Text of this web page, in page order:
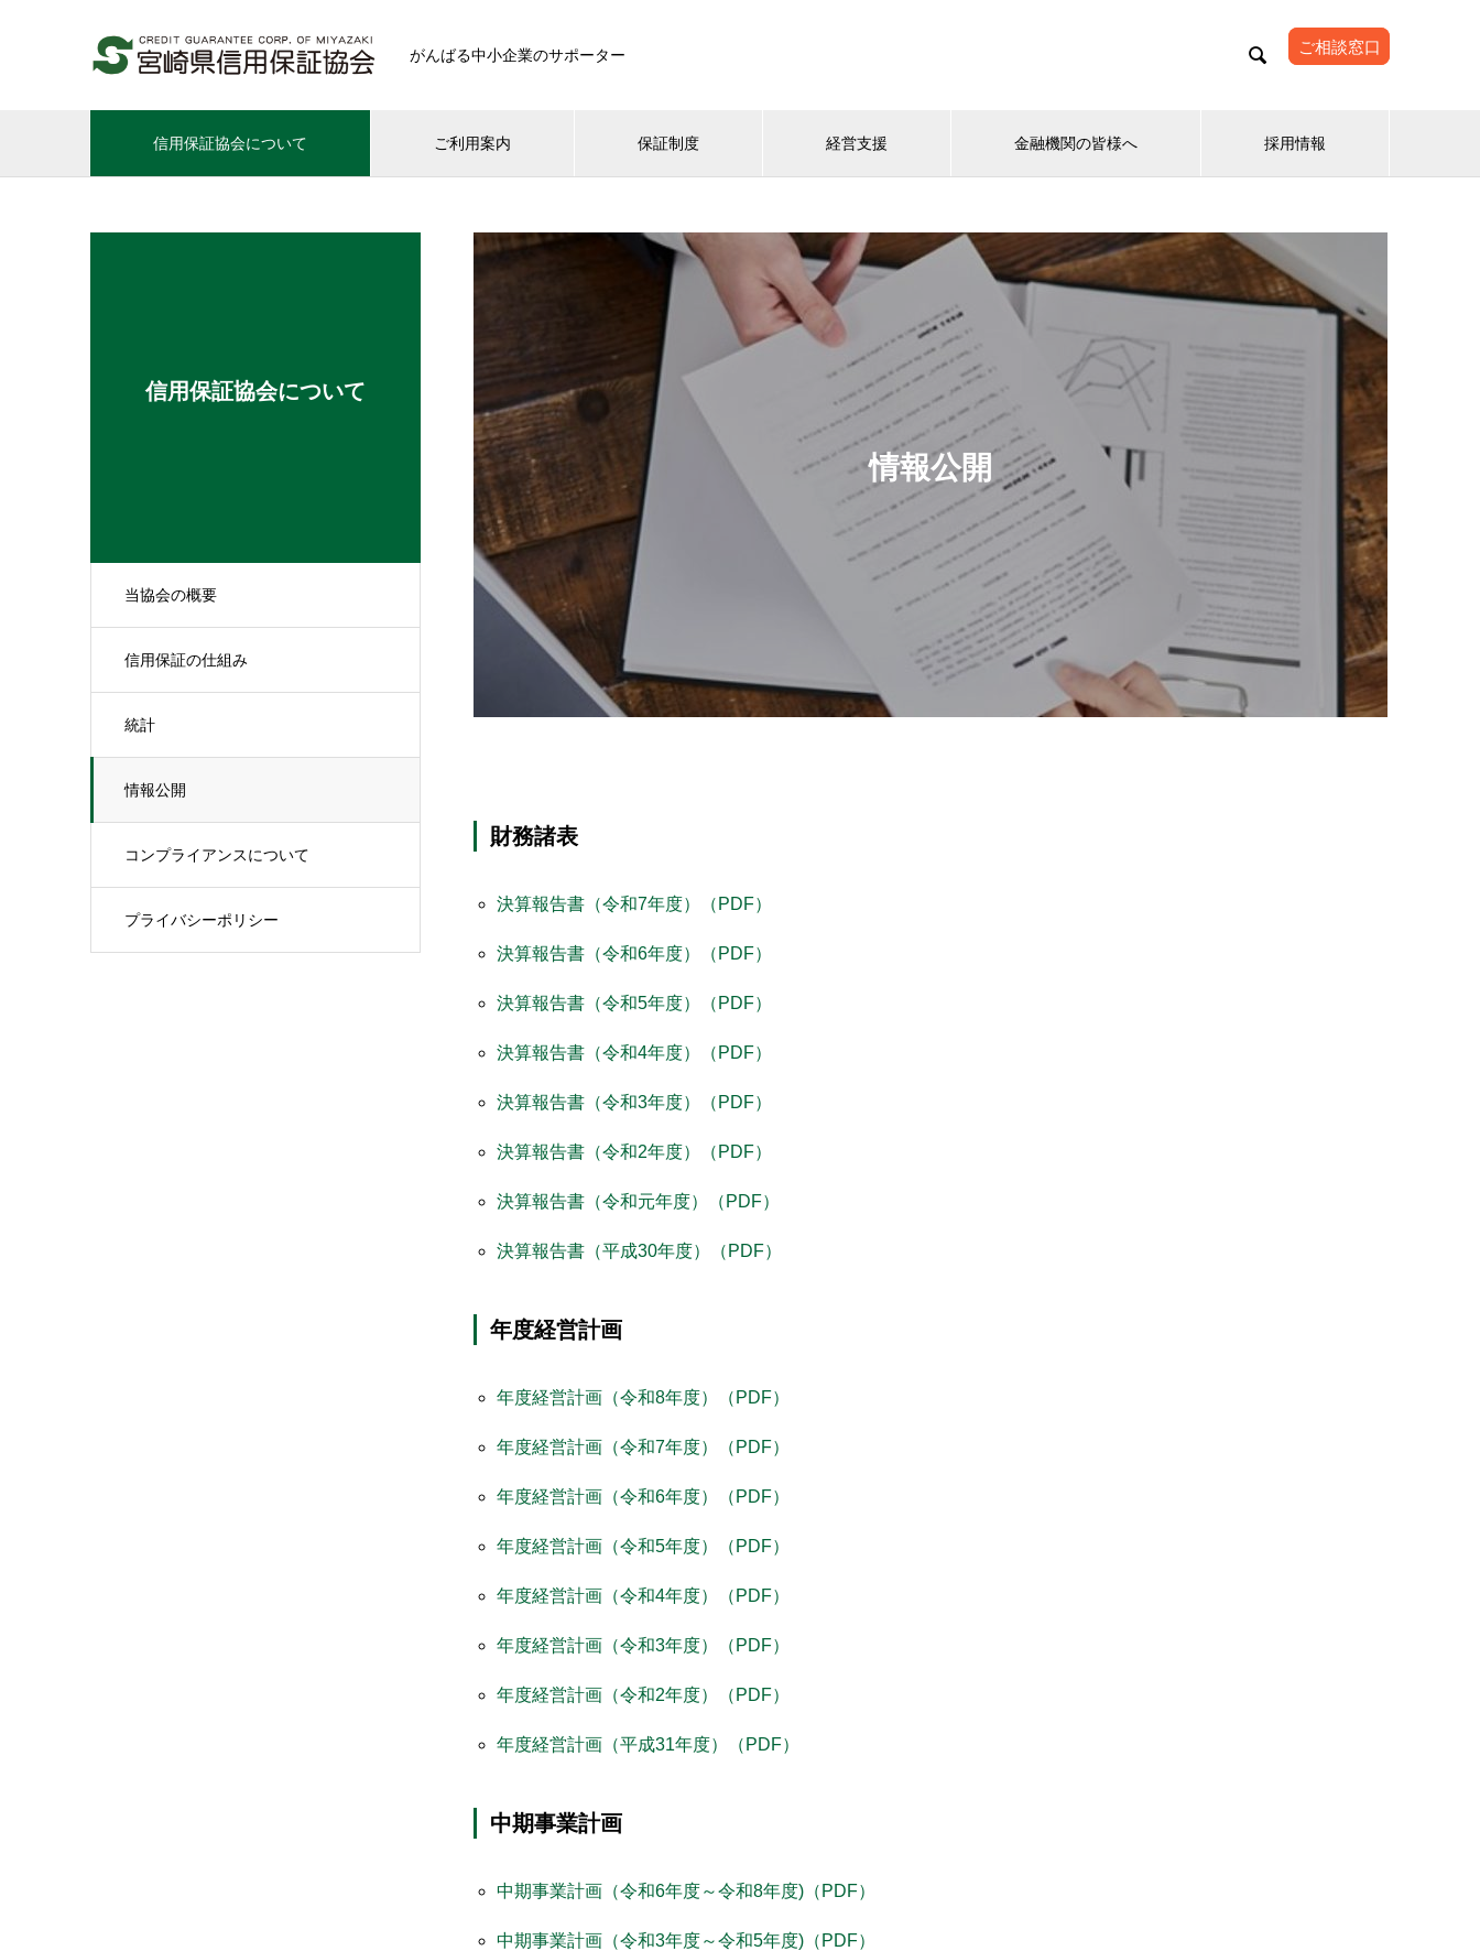
がんばる中小企業のサポーター  ご相談窓口
信用保証協会について ご利用案内 保証制度 経営支援 金融機関の皆様へ 採用情報
信用保証協会について
当協会の概要
信用保証の仕組み
統計
情報公開
コンプライアンスについて
プライバシーポリシー
情報公開
財務諸表
決算報告書（令和7年度）（PDF）
決算報告書（令和6年度）（PDF）
決算報告書（令和5年度）（PDF）
決算報告書（令和4年度）（PDF）
決算報告書（令和3年度）（PDF）
決算報告書（令和2年度）（PDF）
決算報告書（令和元年度）（PDF）
決算報告書（平成30年度）（PDF）
年度経営計画
年度経営計画（令和8年度）（PDF）
年度経営計画（令和7年度）（PDF）
年度経営計画（令和6年度）（PDF）
年度経営計画（令和5年度）（PDF）
年度経営計画（令和4年度）（PDF）
年度経営計画（令和3年度）（PDF）
年度経営計画（令和2年度）（PDF）
年度経営計画（平成31年度）（PDF）
中期事業計画
中期事業計画（令和6年度～令和8年度)（PDF）
中期事業計画（令和3年度～令和5年度)（PDF）